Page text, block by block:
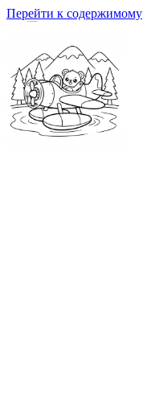
Перейти к содержимому